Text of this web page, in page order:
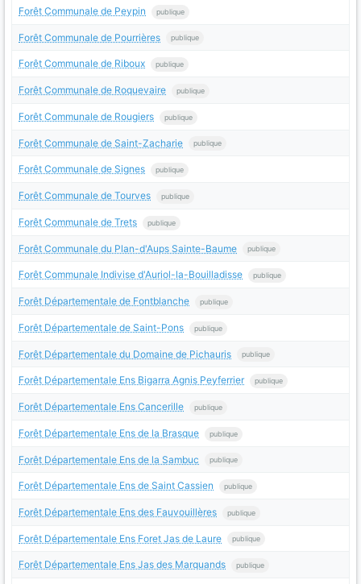
Forêt Communale de Peypin publique
Forêt Communale de Pourrières publique
Forêt Communale de Riboux publique
Forêt Communale de Roquevaire publique
Forêt Communale de Rougiers publique
Forêt Communale de Saint-Zacharie publique
Forêt Communale de Signes publique
Forêt Communale de Tourves publique
Forêt Communale de Trets publique
Forêt Communale du Plan-d'Aups Sainte-Baume publique
Forêt Communale Indivise d'Auriol-la-Bouilladisse publique
Forêt Départementale de Fontblanche publique
Forêt Départementale de Saint-Pons publique
Forêt Départementale du Domaine de Pichauris publique
Forêt Départementale Ens Bigarra Agnis Peyferrier publique
Forêt Départementale Ens Cancerille publique
Forêt Départementale Ens de la Brasque publique
Forêt Départementale Ens de la Sambuc publique
Forêt Départementale Ens de Saint Cassien publique
Forêt Départementale Ens des Fauvouillères publique
Forêt Départementale Ens Foret Jas de Laure publique
Forêt Départementale Ens Jas des Marquands publique